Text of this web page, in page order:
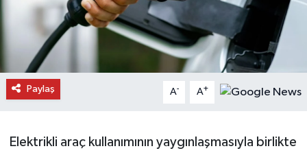
Paylaş A- A+
Elektrikli araç kullanımının yaygınlaşmasıyla birlikte
Doğanyurt Haberleri
Hanönü Haberleri
İhsangazi Haberleri
Küre Haberleri